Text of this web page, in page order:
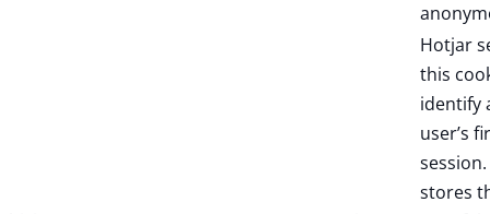
Hotjar
this
identify
user’s
stores